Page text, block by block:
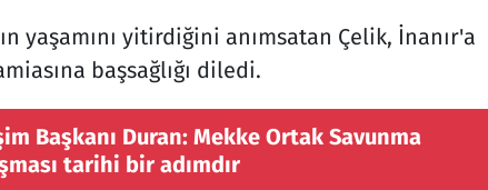
yaşamını yitirdiğini anımsatan Çelik, İnanır'a
başsağlığı diledi.
Başkanı Duran: Mekke Ortak Savunma
tarihi bir adımdır